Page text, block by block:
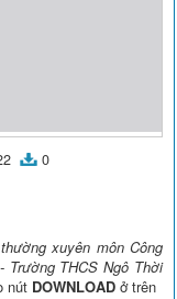
0
xuyên môn Công
Trường THCS Ngô Thời
nút DOWNLOAD ở trên